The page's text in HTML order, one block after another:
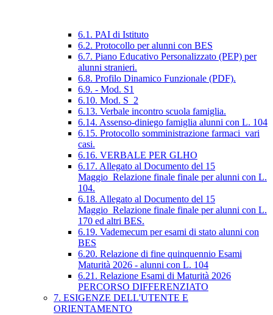
6.1. PAI di Istituto
6.2. Protocollo per alunni con BES
6.7. Piano Educativo Personalizzato (PEP) per
alunni stranieri.
6.8. Profilo Dinamico Funzionale (PDF).
6.9. - Mod. S1
6.10. Mod. S_2
6.13. Verbale incontro scuola famiglia.
6.14. Assenso-diniego famiglia alunni con L. 104
6.15. Protocollo somministrazione farmaci_vari
casi.
6.16. VERBALE PER GLHO
6.17. Allegato al Documento del 15
Maggio_Relazione finale finale per alunni con L.
104.
6.18. Allegato al Documento del 15
Maggio_Relazione finale finale per alunni con L.
170 ed altri BES.
6.19. Vademecum per esami di stato alunni con
BES
6.20. Relazione di fine quinquennio Esami
Maturità 2026 - alunni con L. 104
6.21. Relazione Esami di Maturità 2026
PERCORSO DIFFERENZIATO
7. ESIGENZE DELL'UTENTE E
ORIENTAMENTO